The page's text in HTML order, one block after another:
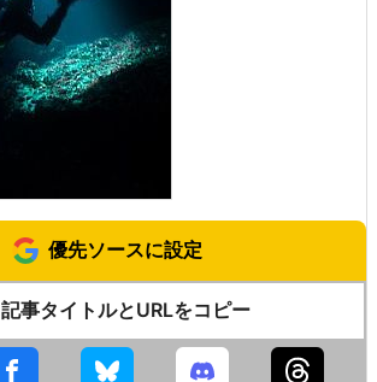
優先ソースに設定
記事タイトルとURLをコピー